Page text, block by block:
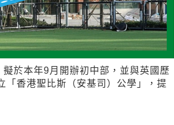
於本年9月開辦初中部，並與英國歷
香港聖比斯（安基司）公學」，提